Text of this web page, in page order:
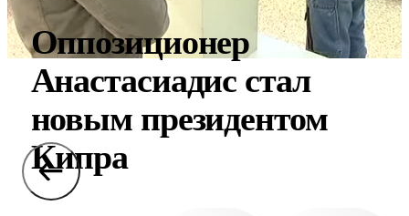
Оппозиционер
Анастасиадис стал
новым президентом
Кипра